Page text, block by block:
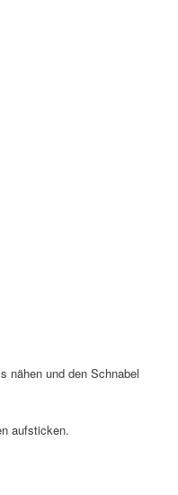
nähen und den Schnabel
aufsticken.